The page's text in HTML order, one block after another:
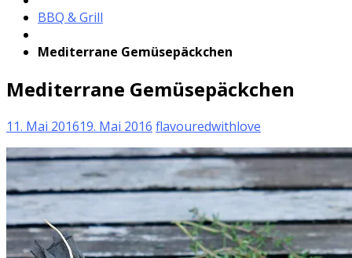
BBQ & Grill
Mediterrane Gemüsepäckchen
Mediterrane Gemüsepäckchen
11. Mai 201619. Mai 2016 flavouredwithlove